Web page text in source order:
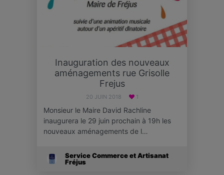
Inauguration des nouveaux
aménagements rue Grisolle
Frejus
20 JUIN 2018 1
Monsieur le Maire David Rachline
inaugurera le 29 juin prochain à 19h les
nouveaux aménagements de l…
Service Commerce et Artisanat
Fréjus